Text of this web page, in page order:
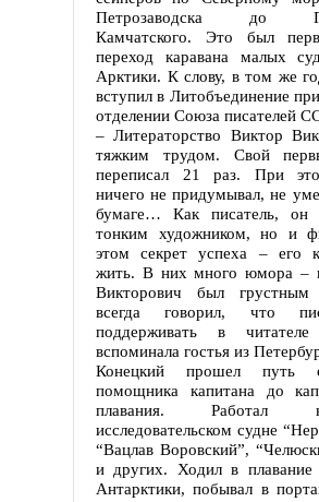
Петрозаводска до
Камчатского. Это был
переход каравана малых
Арктики. К слову, в том же
вступил в Литобъединение
отделении Союза писателей
– Литераторство Виктор
тяжким трудом. Свой
переписал 21 раз. При
ничего не придумывал, не
бумаге… Как писатель, он
тонким художником, но и
этом секрет успеха – его
жить. В них много юмора –
Викторович был грустным
всегда говорил, что
поддерживать в
вспоминала гостья из
Конецкий прошел путь
помощника капитана до
плавания. Работал
исследовательском судне
“Вацлав Воровский”,
и других. Ходил в
Антарктики, побывал в